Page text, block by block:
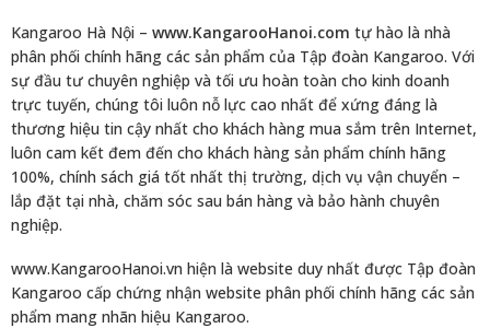
Kangaroo Hà Nội – www.KangarooHanoi.com tự hào là nhà
phân phối chính hãng các sản phẩm của Tập đoàn Kangaroo. Với
sự đầu tư chuyên nghiệp và tối ưu hoàn toàn cho kinh doanh
trực tuyến, chúng tôi luôn nỗ lực cao nhất để xứng đáng là
thương hiệu tin cậy nhất cho khách hàng mua sắm trên Internet,
luôn cam kết đem đến cho khách hàng sản phẩm chính hãng
100%, chính sách giá tốt nhất thị trường, dịch vụ vận chuyển –
lắp đặt tại nhà, chăm sóc sau bán hàng và bảo hành chuyên
nghiệp.
www.KangarooHanoi.vn hiện là website duy nhất được Tập đoàn
Kangaroo cấp chứng nhận website phân phối chính hãng các sản
phẩm mang nhãn hiệu Kangaroo.